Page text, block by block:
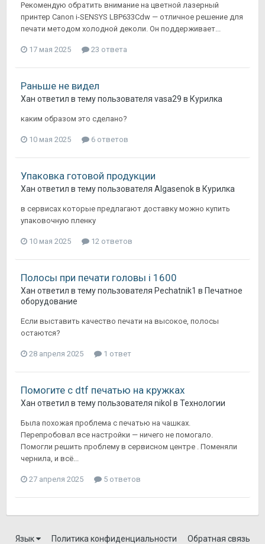
Рекомендую обратить внимание на цветной лазерный
принтер Canon i-SENSYS LBP633Cdw — отличное решение для
печати методом холодной деколи. Он поддерживает...
17 мая 2025 23 ответа
Раньше не видел
Хан ответил в тему пользователя vasa29 в Курилка
каким образом это сделано?
10 мая 2025 6 ответов
Упаковка готовой продукции
Хан ответил в тему пользователя Algasenokв Курилка
в сервисах которые предлагают доставку можно купить
упаковочную пленку
10 мая 2025 12 ответов
Полосы при печати головы i 1600
Хан ответил в тему пользователя Pechatnik1 в Печатное
оборудование
Если выставить качество печати на высокое, полосы
остаются?
28 апреля 2025 1 ответ
Помогите с dtf печатью на кружках
Хан ответил в тему пользователя nikol в Технологии
Была похожая проблема с печатью на чашках.
Перепробовал все настройки — ничего не помогало.
Помогли решить проблему в сервисном центре . Поменяли
чернила, и всё...
27 апреля 2025 5 ответов
Язык Политика конфиденциальности Обратная связь